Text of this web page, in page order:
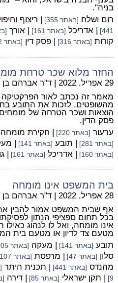
בניה".
רום ושלח [באתר 355] | ריצוף וחיפוי
441]
| אדריכל [באתר 161] | אורך
קורות [באתר 316] | פסק דין [באתר 482]
החזר מלוא שכר טרחת
29 אפריל, 2022 | ד"ר אברהם בן
מאמר זה נכתב לאור הפרקטיקה
מהשופטים, לזכות את התובע
הוצאות ושכר הטרחה של
פסק הדין.
ערעור [באתר 220] | חקירת מומחה
[באתר 281] | תובע [באתר 141] |
[באתר 160] | אדריכל [באתר 161] |
בית המשפט אינו מומחה
28 אפריל, 2022 | ד"ר אברהם בן
אף שבית המשפט אמור להבין
בכל תחום ספציפי הנתון
אינו מומחה, ואל לו לנהוג
מטעם צד לדיון או מטעם בית
תובע [באתר 141] | מעקה [באתר 105]
סלון [באתר 47] | מרפסת [באתר 107]
מהנדס [באתר 441] | תכנית היתר
9]
| תקן ישראלי [באתר 85] | דירה